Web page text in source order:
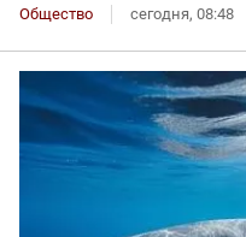
Общество сегодня, 08:48